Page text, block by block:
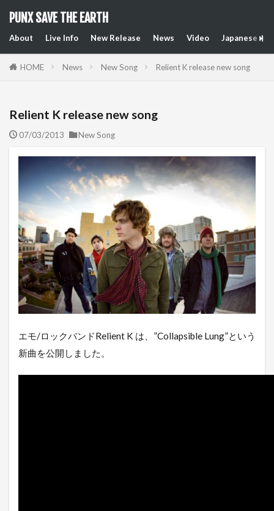
PUNX SAVE THE EARTH
About Live Info New Release News Video Japanese
HOME News New Song Relient K release new song
Relient K release new song
07/03/2013 New Song
エモ/ロックバンドRelient K は、”Collapsible Lung”という
新曲を公開しました。